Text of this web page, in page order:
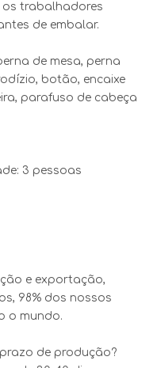
trabalhadores
de embalar.
de mesa, perna
botão, encaixe
parafuso de cabeça
3 pessoas
e exportação,
98% dos nossos
o mundo.
de produção?